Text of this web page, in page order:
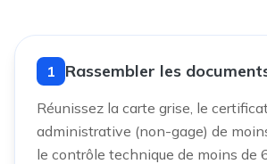
1 Rassembler les
Réunissez la carte grise, le
administrative (non-gage) de
le contrôle technique de moins de